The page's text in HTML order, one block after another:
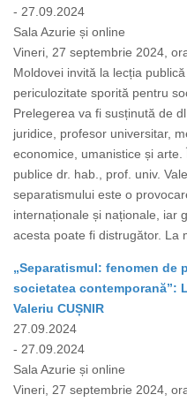
- 27.09.2024
Sala Azurie și online
Vineri, 27 septembrie 2024,
Moldovei invită la lecția
periculozitate sporită pentru
Prelegerea va fi susținută de
juridice, profesor universitar,
economice, umanistice și
publice dr. hab., prof. univ.
separatismului este o
internaționale și naționale, iar
acesta poate fi distrugător. La
„Separatismul: fenomen de
societatea contemporană”:
Valeriu CUȘNIR
27.09.2024
- 27.09.2024
Sala Azurie și online
Vineri, 27 septembrie 2024,